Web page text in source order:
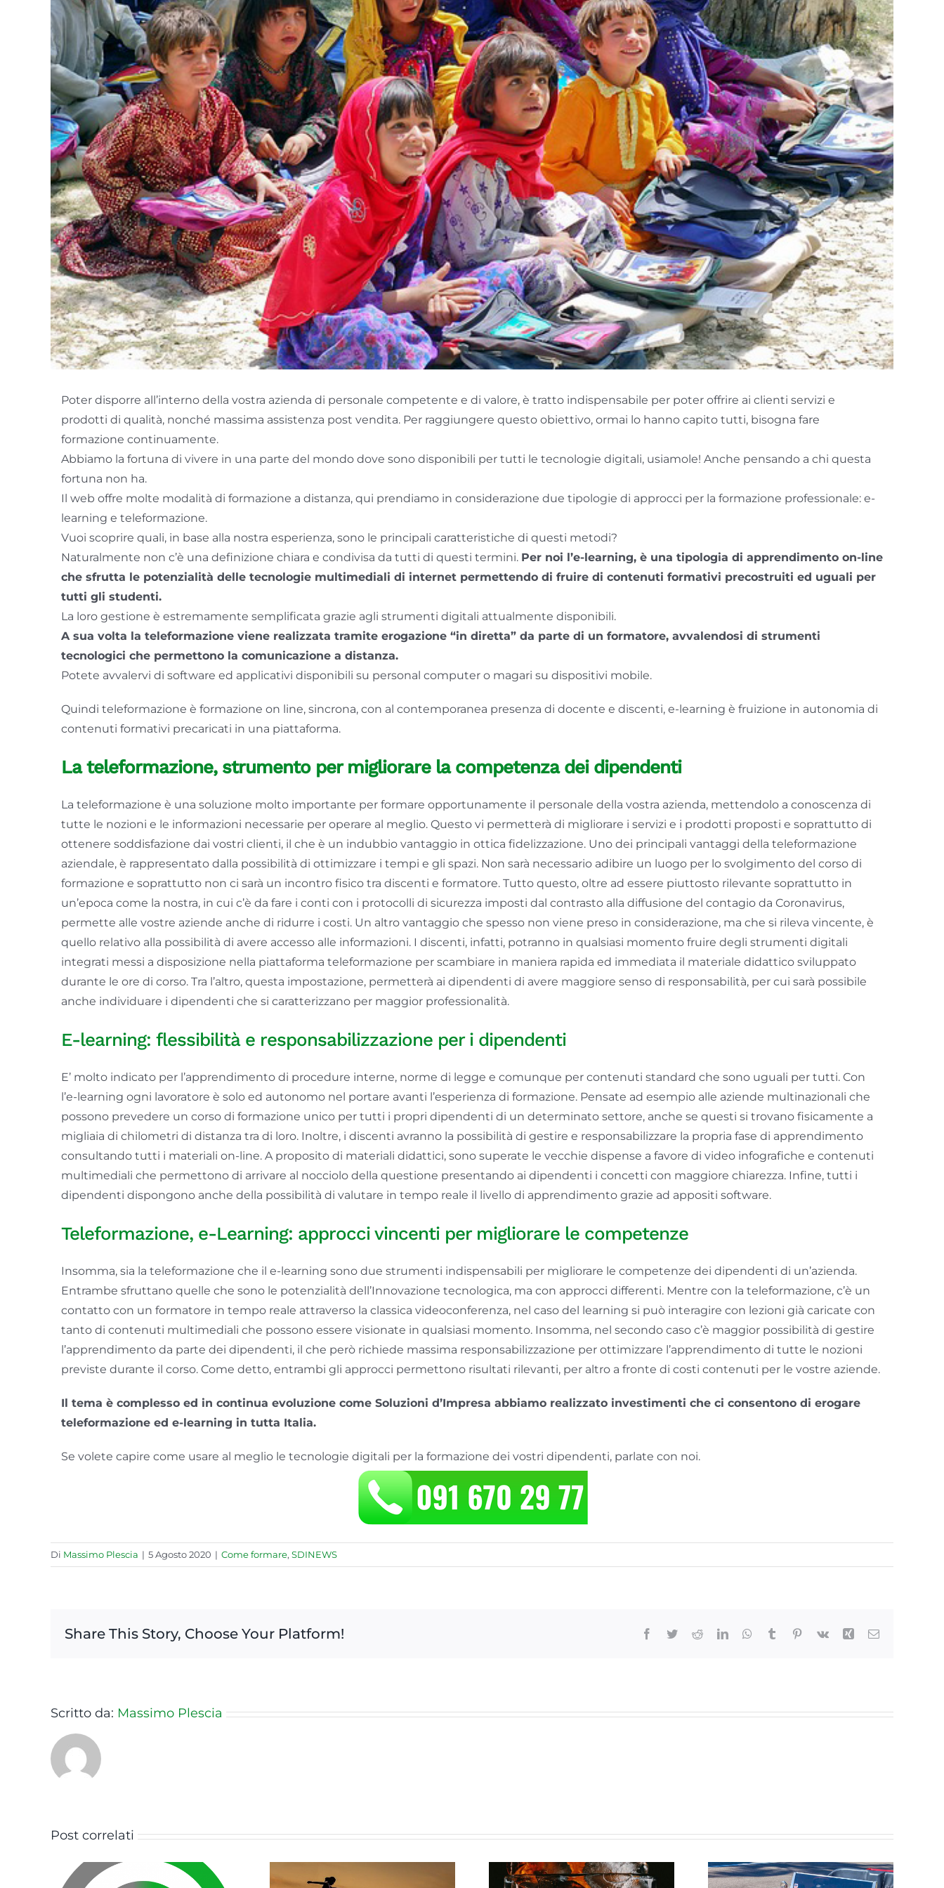
Poter disporre all’interno della vostra azienda di personale competente e di valore, è tratto indispensabile per poter offrire ai clienti servizi e
prodotti di qualità, nonché massima assistenza post vendita. Per raggiungere questo obiettivo, ormai lo hanno capito tutti, bisogna fare
formazione continuamente.
Abbiamo la fortuna di vivere in una parte del mondo dove sono disponibili per tutti le tecnologie digitali, usiamole! Anche pensando a chi questa
fortuna non ha.
Il web offre molte modalità di formazione a distanza, qui prendiamo in considerazione due tipologie di approcci per la formazione professionale: e-
learning e teleformazione.
Vuoi scoprire quali, in base alla nostra esperienza, sono le principali caratteristiche di questi metodi?
Naturalmente non c’è una definizione chiara e condivisa da tutti di questi termini. Per noi l’e-learning, è una tipologia di apprendimento on-line
che sfrutta le potenzialità delle tecnologie multimediali di internet permettendo di fruire di contenuti formativi precostruiti ed uguali per
tutti gli studenti.
La loro gestione è estremamente semplificata grazie agli strumenti digitali attualmente disponibili.
A sua volta la teleformazione viene realizzata tramite erogazione “in diretta” da parte di un formatore, avvalendosi di strumenti
tecnologici che permettono la comunicazione a distanza.
Potete avvalervi di software ed applicativi disponibili su personal computer o magari su dispositivi mobile.
Quindi teleformazione è formazione on line, sincrona, con al contemporanea presenza di docente e discenti, e-learning è fruizione in autonomia di
contenuti formativi precaricati in una piattaforma.
La teleformazione, strumento per migliorare la competenza dei dipendenti
La teleformazione è una soluzione molto importante per formare opportunamente il personale della vostra azienda, mettendolo a conoscenza di
tutte le nozioni e le informazioni necessarie per operare al meglio. Questo vi permetterà di migliorare i servizi e i prodotti proposti e soprattutto di
ottenere soddisfazione dai vostri clienti, il che è un indubbio vantaggio in ottica fidelizzazione. Uno dei principali vantaggi della teleformazione
aziendale, è rappresentato dalla possibilità di ottimizzare i tempi e gli spazi. Non sarà necessario adibire un luogo per lo svolgimento del corso di
formazione e soprattutto non ci sarà un incontro fisico tra discenti e formatore. Tutto questo, oltre ad essere piuttosto rilevante soprattutto in
un’epoca come la nostra, in cui c’è da fare i conti con i protocolli di sicurezza imposti dal contrasto alla diffusione del contagio da Coronavirus,
permette alle vostre aziende anche di ridurre i costi. Un altro vantaggio che spesso non viene preso in considerazione, ma che si rileva vincente, è
quello relativo alla possibilità di avere accesso alle informazioni. I discenti, infatti, potranno in qualsiasi momento fruire degli strumenti digitali
integrati messi a disposizione nella piattaforma teleformazione per scambiare in maniera rapida ed immediata il materiale didattico sviluppato
durante le ore di corso. Tra l’altro, questa impostazione, permetterà ai dipendenti di avere maggiore senso di responsabilità, per cui sarà possibile
anche individuare i dipendenti che si caratterizzano per maggior professionalità.
E-learning: flessibilità e responsabilizzazione per i dipendenti
E’ molto indicato per l’apprendimento di procedure interne, norme di legge e comunque per contenuti standard che sono uguali per tutti. Con
l’e-learning ogni lavoratore è solo ed autonomo nel portare avanti l’esperienza di formazione. Pensate ad esempio alle aziende multinazionali che
possono prevedere un corso di formazione unico per tutti i propri dipendenti di un determinato settore, anche se questi si trovano fisicamente a
migliaia di chilometri di distanza tra di loro. Inoltre, i discenti avranno la possibilità di gestire e responsabilizzare la propria fase di apprendimento
consultando tutti i materiali on-line. A proposito di materiali didattici, sono superate le vecchie dispense a favore di video infografiche e contenuti
multimediali che permettono di arrivare al nocciolo della questione presentando ai dipendenti i concetti con maggiore chiarezza. Infine, tutti i
dipendenti dispongono anche della possibilità di valutare in tempo reale il livello di apprendimento grazie ad appositi software.
Teleformazione, e-Learning: approcci vincenti per migliorare le competenze
Insomma, sia la teleformazione che il e-learning sono due strumenti indispensabili per migliorare le competenze dei dipendenti di un’azienda.
Entrambe sfruttano quelle che sono le potenzialità dell’Innovazione tecnologica, ma con approcci differenti. Mentre con la teleformazione, c’è un
contatto con un formatore in tempo reale attraverso la classica videoconferenza, nel caso del learning si può interagire con lezioni già caricate con
tanto di contenuti multimediali che possono essere visionate in qualsiasi momento. Insomma, nel secondo caso c’è maggior possibilità di gestire
l’apprendimento da parte dei dipendenti, il che però richiede massima responsabilizzazione per ottimizzare l’apprendimento di tutte le nozioni
previste durante il corso. Come detto, entrambi gli approcci permettono risultati rilevanti, per altro a fronte di costi contenuti per le vostre aziende.
Il tema è complesso ed in continua evoluzione come Soluzioni d’Impresa abbiamo realizzato investimenti che ci consentono di erogare
teleformazione ed e-learning in tutta Italia.
Se volete capire come usare al meglio le tecnologie digitali per la formazione dei vostri dipendenti, parlate con noi.
Di Massimo Plescia | 5 Agosto 2020 | Come formare, SDINEWS
Share This Story, Choose Your Platform! Facebook
TwitterRedditLinkedInWhatsApp
Tumblr Pinterest
Vk Xing Email
Scritto da: Massimo Plescia
Post correlati